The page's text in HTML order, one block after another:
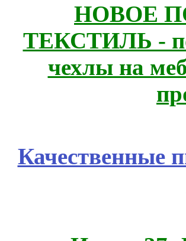
НОВОЕ
ТЕКСТИЛЬ -
чехлы на
Качественные